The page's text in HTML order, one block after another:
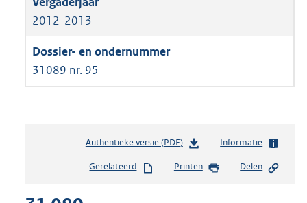
2012-2013
31089 nr. 95
Authentieke versie (PDF)b
s
Informatie
Gerelateerd Printen Delen